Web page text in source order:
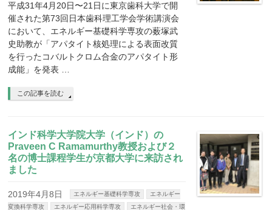
平成31年4月20日〜21日に東京歯科大学で開
催された第73回日本歯科理工学会学術講演会
において、エネルギー基礎科学専攻の薮塚武
史助教が「アパタイト核処理による表面改質
を行ったコバルトクロム合金のアパタイト形
成能」を発表 …
この記事を読む
インド科学大学院大学（インド）の
Praveen C Ramamurthy教授および２
名の博士課程学生が京都大学に来訪され
ました
2019年4月8日 エネルギー基礎科学専攻
エネルギー
変換科学専攻
エネルギー応用科学専攻
エネルギー社会・環